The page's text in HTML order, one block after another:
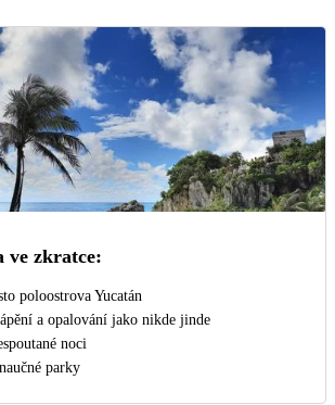
ve zkratce:
poloostrova Yucatán
a opalování jako nikde jinde
noci
parky